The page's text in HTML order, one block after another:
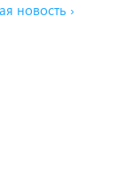
новость ›